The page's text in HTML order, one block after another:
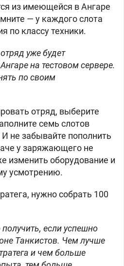
из имеющейся в Ангаре
— у каждого слота
по классу техники.
уже будет
на тестовом сервере.
по своим
отряд, выберите
семь слотов
не забывайте пополнить
у заряжающего не
изменить оборудование и
усмотрению.
нужно собрать 100
если успешно
Танкистов. Чем лучше
и чем больше